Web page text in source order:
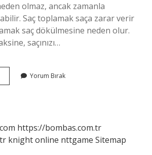
olmaz, ancak zamanla
Saç toplamak saça zarar verir
saç dökülmesine neden olur.
saçınızı…
Yorum Bırak
https://bombas.com.tr
knight online nttgame Sitemap